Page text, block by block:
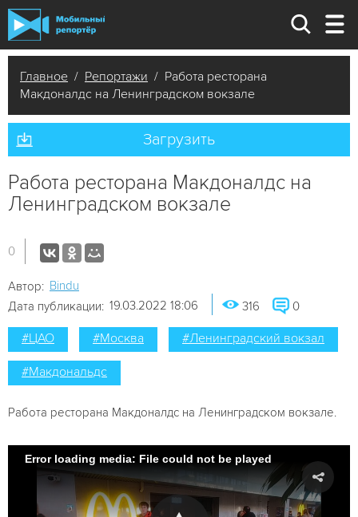
Главное / Репортажи / Работа ресторана
Макдоналдс на Ленинградском вокзале
Загрузить
Работа ресторана Макдоналдс на
Ленинградском вокзале
0
Автор: Bindu
Дата публикации: 19.03.2022 18:06 316 0
#ЦАО #Москва #Ленинградский вокзал
#Макдональдс
Работа ресторана Макдоналдс на Ленинградском вокзале.
Error loading media: File could not be played